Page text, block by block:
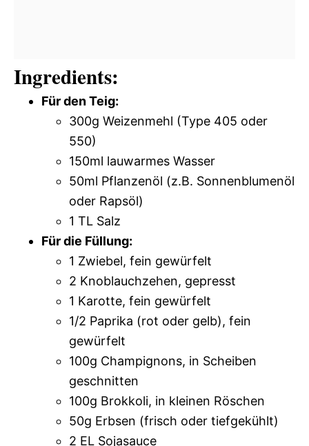
Ingredients:
Für den Teig:
300g Weizenmehl (Type 405 oder
550)
150ml lauwarmes Wasser
50ml Pflanzenöl (z.B. Sonnenblumenöl
oder Rapsöl)
1 TL Salz
Für die Füllung:
1 Zwiebel, fein gewürfelt
2 Knoblauchzehen, gepresst
1 Karotte, fein gewürfelt
1/2 Paprika (rot oder gelb), fein
gewürfelt
100g Champignons, in Scheiben
geschnitten
100g Brokkoli, in kleinen Röschen
50g Erbsen (frisch oder tiefgekühlt)
2 EL Sojasauce